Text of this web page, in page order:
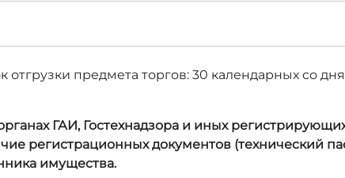
отгрузки предмета торгов: 30 календарных со
ГАИ, Гостехнадзора и иных
регистрационных документов (технический
имущества.